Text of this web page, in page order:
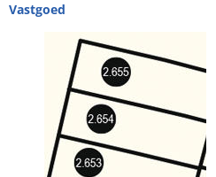
Vastgoed